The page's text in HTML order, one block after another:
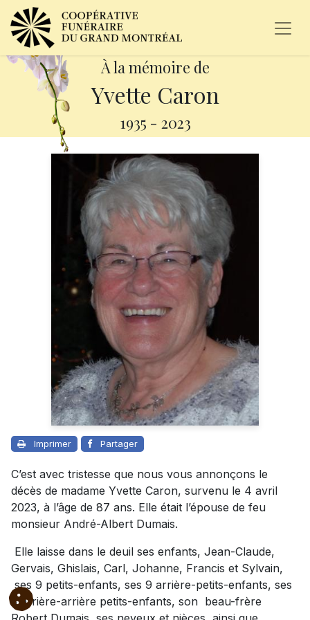
À la mémoire de
Yvette Caron
1935 - 2023
Imprimer Partager
C’est avec tristesse que nous vous annonçons le
décès de madame Yvette Caron, survenu le 4 avril
2023, à l’âge de 87 ans. Elle était l’épouse de feu
monsieur André-Albert Dumais.
Elle laisse dans le deuil ses enfants, Jean-Claude,
Gervais, Ghislais, Carl, Johanne, Francis et Sylvain,
ses 9 petits-enfants, ses 9 arrière-petits-enfants, ses
3 arrière-arrière petits-enfants, son beau-frère